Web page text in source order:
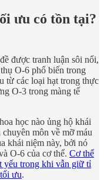
ưu có tồn tại?
được tranh luận sôi nổi,
O-6 phổ biến trong
từ các loại hạt trong thực
O-3 trong màng tế
học nào ủng hộ khái
môn về mỡ máu
khái niệm này, bởi nó
O-6 của cơ thể. Cơ thể
yếu trong khi vẫn giữ tỉ
ưu.